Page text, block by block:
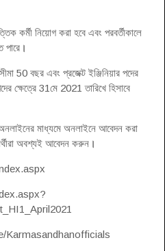
কর্মী নিয়োগ করা হবে এবং পরবর্তীকালে
পারে ।
50 বছর এবং প্রজেক্ট ইঞ্জিনিয়ার পদের
ক্ষেত্রে 31মে 2021 তারিখে হিসাবে
মাধ্যমে অনলাইনে আবেদন করা
অবশ্যই আবেদন করুন ।
Karmasandhanofficials